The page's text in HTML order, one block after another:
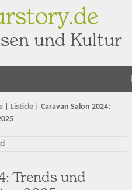
und Kultur
| Listicle| Caravan Salon 2024:
Trends und